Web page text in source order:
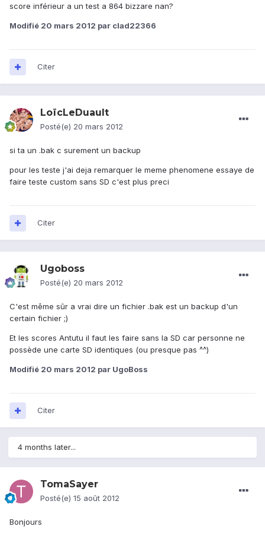
score inférieur a un test a 864 bizzare nan?
Modifié 20 mars 2012 par clad22366
Citer
LoïcLeDuault
Posté(e) 20 mars 2012
si ta un .bak c surement un backup
pour les teste j'ai deja remarquer le meme phenomene essaye de
faire teste custom sans SD c'est plus preci
Citer
Ugoboss
Posté(e) 20 mars 2012
C'est même sûr a vrai dire un fichier .bak est un backup d'un
certain fichier ;)
Et les scores Antutu il faut les faire sans la SD car personne ne
possède une carte SD identiques (ou presque pas ^^)
Modifié 20 mars 2012 par UgoBoss
Citer
4 months later...
TomaSayer
Posté(e) 15 août 2012
Bonjours